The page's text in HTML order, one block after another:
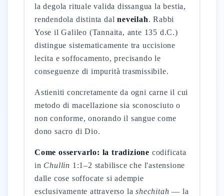
la degola rituale valida dissangua la bestia,
rendendola distinta dalneveilah. Rabbi
Yose il Galileo (Tannaita, ante 135 d.C.)
distingue sistematicamente tra uccisione
lecita e soffocamento, precisando le
conseguenze di impurità trasmissibile.
Astieniti concretamente da ogni carne il cui
metodo di macellazione sia sconosciuto o
non conforme, onorando il sangue come
dono sacro di Dio.
Come osservarlo: la tradizione codificata
in Chullin 1:1–2 stabilisce che l'astensione
dalle cose soffocate si adempie
esclusivamente attraverso lashechitah — la